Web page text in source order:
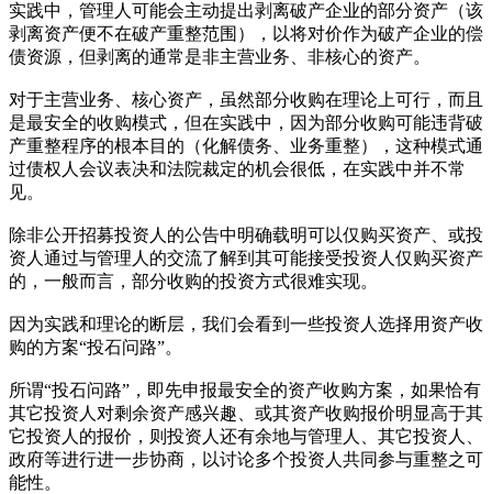
实践中，管理人可能会主动提出剥离破产企业的部分资产（该
剥离资产便不在破产重整范围），以将对价作为破产企业的偿
债资源，但剥离的通常是非主营业务、非核心的资产。
对于主营业务、核心资产，虽然部分收购在理论上可行，而且
是最安全的收购模式，但在实践中，因为部分收购可能违背破
产重整程序的根本目的（化解债务、业务重整），这种模式通
过债权人会议表决和法院裁定的机会很低，在实践中并不常
见。
除非公开招募投资人的公告中明确载明可以仅购买资产、或投
资人通过与管理人的交流了解到其可能接受投资人仅购买资产
的，一般而言，部分收购的投资方式很难实现。
因为实践和理论的断层，我们会看到一些投资人选择用资产收
购的方案“投石问路”。
所谓“投石问路”，即先申报最安全的资产收购方案，如果恰有
其它投资人对剩余资产感兴趣、或其资产收购报价明显高于其
它投资人的报价，则投资人还有余地与管理人、其它投资人、
政府等进行进一步协商，以讨论多个投资人共同参与重整之可
能性。